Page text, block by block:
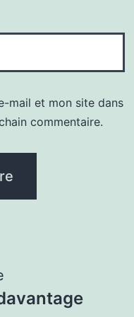
mail et mon site dans
commentaire.